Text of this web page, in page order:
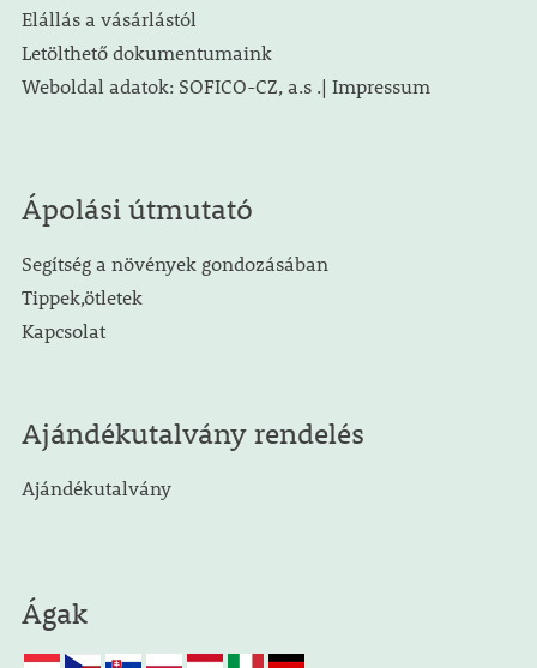
Elállás a vásárlástól
Letölthető dokumentumaink
Weboldal adatok: SOFICO-CZ, a.s .| Impressum
Ápolási útmutató
Segítség a növények gondozásában
Tippek,ötletek
Kapcsolat
Ajándékutalvány rendelés
Ajándékutalvány
Ágak